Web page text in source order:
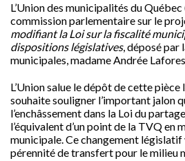
L’Union des municipalités du
commission parlementaire sur le
modifiant la Loi sur la fiscalité
dispositions législatives, déposé par
municipales, madame Andrée
L’Union salue le dépôt de cette
souhaite souligner l’important jalon
l’enchâssement dans la Loi du
l’équivalent d’un point de la TVQ en
municipale. Ce changement législatif
pérennité de transfert pour le milieu